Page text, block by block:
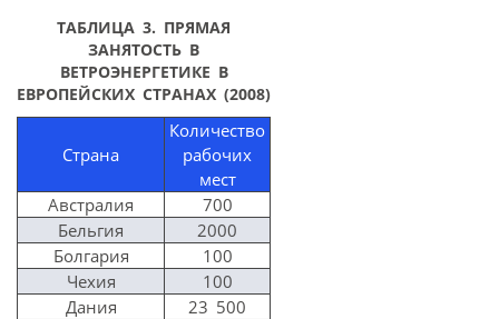
ТАБЛИЦА 3. ПРЯМАЯ
ЗАНЯТОСТЬ В
ВЕТРОЭНЕРГЕТИКЕ В
ЕВРОПЕЙСКИХ СТРАНАХ (2008)
Страна
Количество
рабочих
мест
Австралия
700
Бельгия
2000
Болгария
100
Чехия
100
Дания
23 500